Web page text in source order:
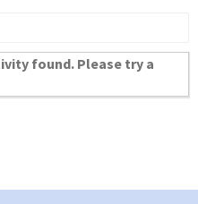
found. Please try a